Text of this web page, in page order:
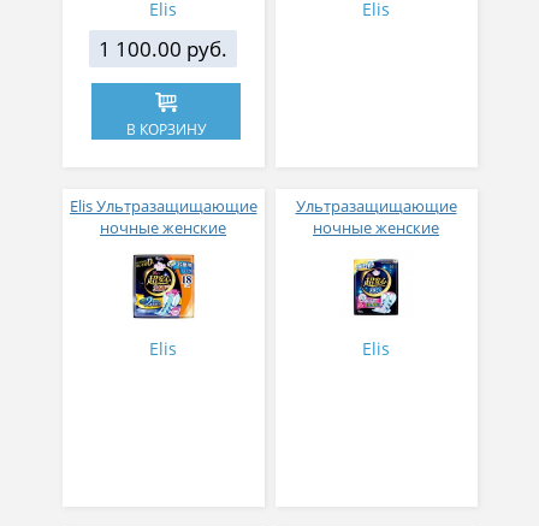
Elis
1 100.00 руб.
В КОРЗИНУ
Elis
Elis Ультразащищающие
ночные женские
гигиенические
прокладки без
крылышек Супер+ 36 см
18 шт
Elis
Ультразащищающие
ночные женские
прокладки с
крылышками, Супер, 33
см, 16 шт
Elis